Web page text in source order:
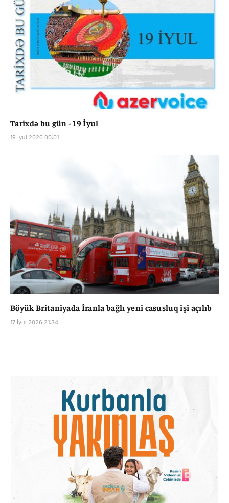
Tarixdə bu gün - 19 İyul
19 İyul 2026 00:01
Böyük Britaniyada İranla bağlı yeni casusluq işi açılıb
17 İyul 2026 21:34